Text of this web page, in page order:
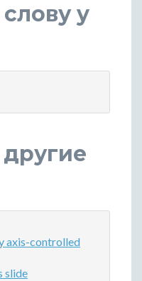
y
axis-controlled
slide